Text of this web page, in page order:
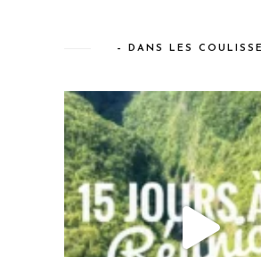
– DANS LES